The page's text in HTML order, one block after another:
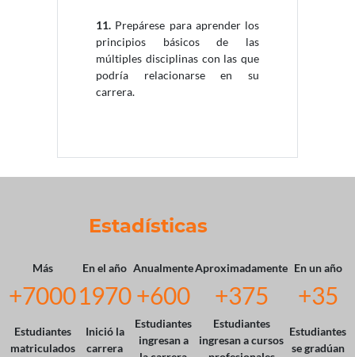
11. Prepárese para aprender los
principios básicos de las
múltiples disciplinas con las que
podría relacionarse en su
carrera.
Estadísticas
Más En el año AnualmenteAproximadamente En un año
+70001970+600 +375 +35
Estudiantes
matriculados
Inició la
carrera
Estudiantes
ingresan a
Estudiantes
ingresan a cursos
Estudiantes
se gradúan